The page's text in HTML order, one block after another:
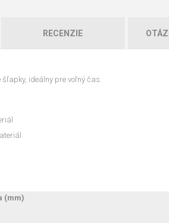
RECENZIE
ideálny pre voľný čas.
(mm)